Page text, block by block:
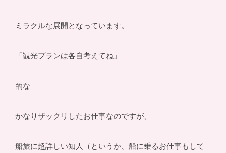
ミラクルな展開となっています。
「観光プランは各自考えてね」
的な
かなりザックリしたお仕事なのですが、
船旅に超詳しい知人（というか、船に乗るお仕事もして